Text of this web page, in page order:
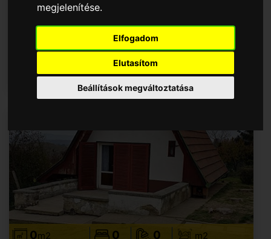
megjelenítése.
Elfogadom
Elutasítom
Beállítások megváltoztatása
Ház / Családi ház - Acsa
Erdő mellett gyönyörű panorámával. Istálló
3db ló számára. Irány ár
76.000.000,- Ft
0m2 0 0 m2